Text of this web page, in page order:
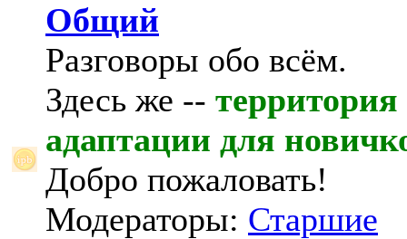
Общий
Разговоры обо всём.
Здесь же -- территория
адаптации для
Добро пожаловать!
Модераторы: Старшие